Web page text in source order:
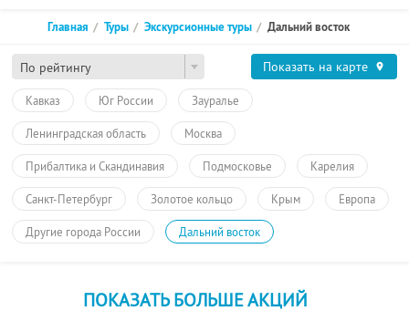
По рейтингу
Главная Туры Экскурсионные туры Дальний восток
Показать на карте
Кавказ Юг России Зауралье
Ленинградская область Москва
Прибалтика и Скандинавия Подмосковье Карелия
Санкт-Петербург Золотое кольцо Крым Европа
Другие города России Дальний восток
ПОКАЗАТЬ БОЛЬШЕ АКЦИЙ